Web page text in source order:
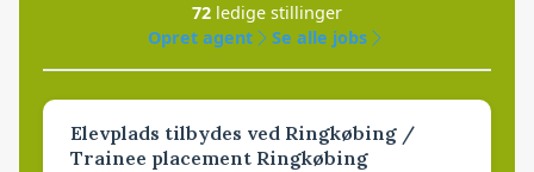
72 ledige stillinger
Opret agent
Se alle jobs
Elevplads tilbydes ved Ringkøbing /
Trainee placement Ringkøbing